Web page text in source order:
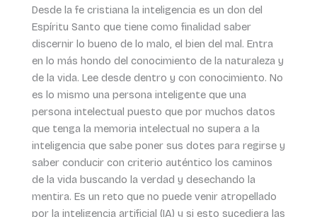
Desde la fe cristiana la inteligencia es un don del
Espíritu Santo que tiene como finalidad saber
discernir lo bueno de lo malo, el bien del mal. Entra
en lo más hondo del conocimiento de la naturaleza y
de la vida. Lee desde dentro y con conocimiento. No
es lo mismo una persona inteligente que una
persona intelectual puesto que por muchos datos
que tenga la memoria intelectual no supera a la
inteligencia que sabe poner sus dotes para regirse y
saber conducir con criterio auténtico los caminos
de la vida buscando la verdad y desechando la
mentira. Es un reto que no puede venir atropellado
por la inteligencia artificial (IA) y si esto sucediera las